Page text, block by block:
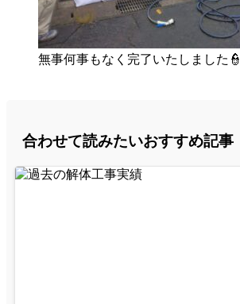
無事何事もなく完了いたしました👮
合わせて読みたいおすすめ記事